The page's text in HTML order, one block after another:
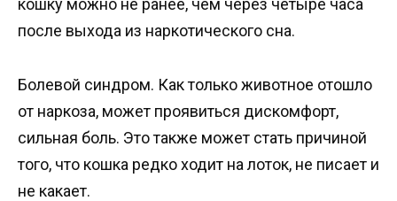
кошку можно не ранее, чем через четыре часа
после выхода из наркотического сна.
Болевой синдром. Как только животное отошло
от наркоза, может проявиться дискомфорт,
сильная боль. Это также может стать причиной
того, что кошка редко ходит на лоток, не писает и
не какает.